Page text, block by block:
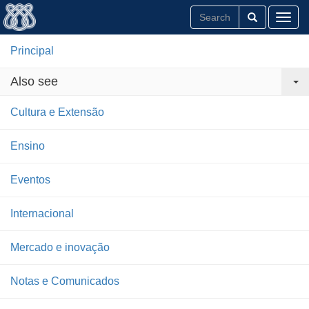
Principal
Also see
Cultura e Extensão
Ensino
Eventos
Internacional
Mercado e inovação
Notas e Comunicados